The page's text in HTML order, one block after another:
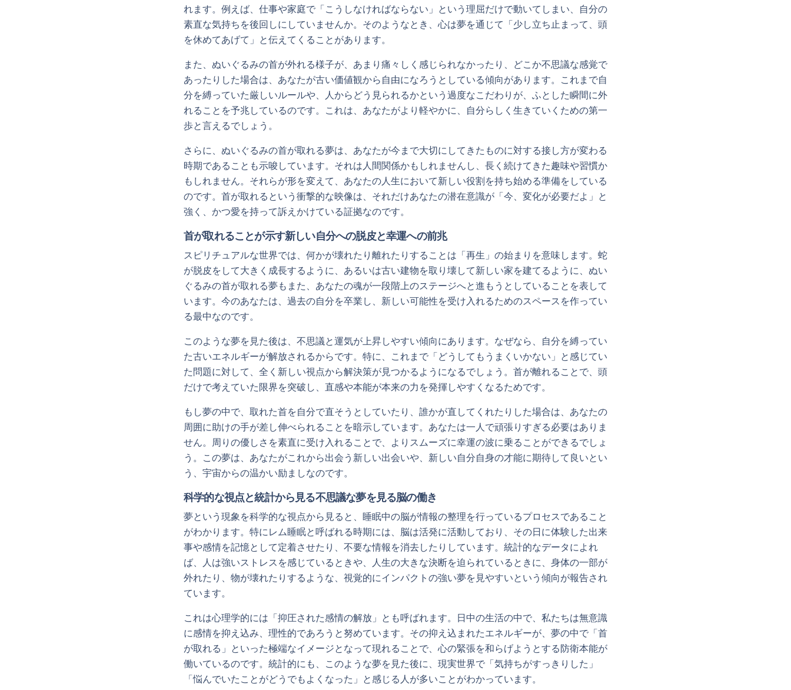
れます。例えば、仕事や家庭で「こうしなければならない」という理屈だけで動いてしまい、自分の
素直な気持ちを後回しにしていませんか。そのようなとき、心は夢を通じて「少し立ち止まって、頭
を休めてあげて」と伝えてくることがあります。
また、ぬいぐるみの首が外れる様子が、あまり痛々しく感じられなかったり、どこか不思議な感覚で
あったりした場合は、あなたが古い価値観から自由になろうとしている傾向があります。これまで自
分を縛っていた厳しいルールや、人からどう見られるかという過度なこだわりが、ふとした瞬間に外
れることを予兆しているのです。これは、あなたがより軽やかに、自分らしく生きていくための第一
歩と言えるでしょう。
さらに、ぬいぐるみの首が取れる夢は、あなたが今まで大切にしてきたものに対する接し方が変わる
時期であることも示唆しています。それは人間関係かもしれませんし、長く続けてきた趣味や習慣か
もしれません。それらが形を変えて、あなたの人生において新しい役割を持ち始める準備をしている
のです。首が取れるという衝撃的な映像は、それだけあなたの潜在意識が「今、変化が必要だよ」と
強く、かつ愛を持って訴えかけている証拠なのです。
首が取れることが示す新しい自分への脱皮と幸運への前兆
スピリチュアルな世界では、何かが壊れたり離れたりすることは「再生」の始まりを意味します。蛇
が脱皮をして大きく成長するように、あるいは古い建物を取り壊して新しい家を建てるように、ぬい
ぐるみの首が取れる夢もまた、あなたの魂が一段階上のステージへと進もうとしていることを表して
います。今のあなたは、過去の自分を卒業し、新しい可能性を受け入れるためのスペースを作ってい
る最中なのです。
このような夢を見た後は、不思議と運気が上昇しやすい傾向にあります。なぜなら、自分を縛ってい
た古いエネルギーが解放されるからです。特に、これまで「どうしてもうまくいかない」と感じてい
た問題に対して、全く新しい視点から解決策が見つかるようになるでしょう。首が離れることで、頭
だけで考えていた限界を突破し、直感や本能が本来の力を発揮しやすくなるためです。
もし夢の中で、取れた首を自分で直そうとしていたり、誰かが直してくれたりした場合は、あなたの
周囲に助けの手が差し伸べられることを暗示しています。あなたは一人で頑張りすぎる必要はありま
せん。周りの優しさを素直に受け入れることで、よりスムーズに幸運の波に乗ることができるでしょ
う。この夢は、あなたがこれから出会う新しい出会いや、新しい自分自身の才能に期待して良いとい
う、宇宙からの温かい励ましなのです。
科学的な視点と統計から見る不思議な夢を見る脳の働き
夢という現象を科学的な視点から見ると、睡眠中の脳が情報の整理を行っているプロセスであること
がわかります。特にレム睡眠と呼ばれる時期には、脳は活発に活動しており、その日に体験した出来
事や感情を記憶として定着させたり、不要な情報を消去したりしています。統計的なデータによれ
ば、人は強いストレスを感じているときや、人生の大きな決断を迫られているときに、身体の一部が
外れたり、物が壊れたりするような、視覚的にインパクトの強い夢を見やすいという傾向が報告され
ています。
これは心理学的には「抑圧された感情の解放」とも呼ばれます。日中の生活の中で、私たちは無意識
に感情を抑え込み、理性的であろうと努めています。その抑え込まれたエネルギーが、夢の中で「首
が取れる」といった極端なイメージとなって現れることで、心の緊張を和らげようとする防衛本能が
働いているのです。統計的にも、このような夢を見た後に、現実世界で「気持ちがすっきりした」
「悩んでいたことがどうでもよくなった」と感じる人が多いことがわかっています。